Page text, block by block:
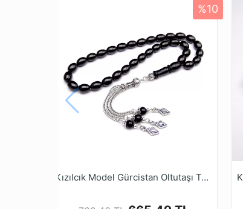
%10
Kızılcık Model Gürcistan Oltutaşı Tesbihi